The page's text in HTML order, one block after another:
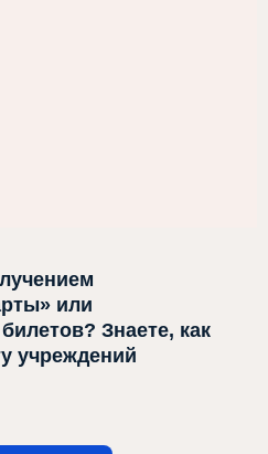
или
Знаете, как
учреждений